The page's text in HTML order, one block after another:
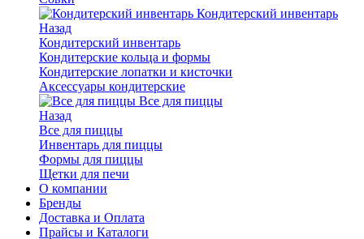
Кондитерский инвентарь
Назад
Кондитерский инвентарь
Кондитерские кольца и формы
Кондитерские лопатки и кисточки
Аксессуары кондитерские
Все для пиццы
Назад
Все для пиццы
Инвентарь для пиццы
Формы для пиццы
Щетки для печи
О компании
Бренды
Доставка и Оплата
Прайсы и Каталоги